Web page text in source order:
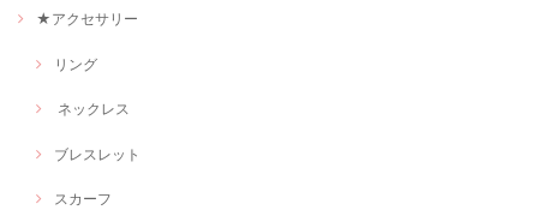
★アクセサリー
リング
ネックレス
ブレスレット
スカーフ